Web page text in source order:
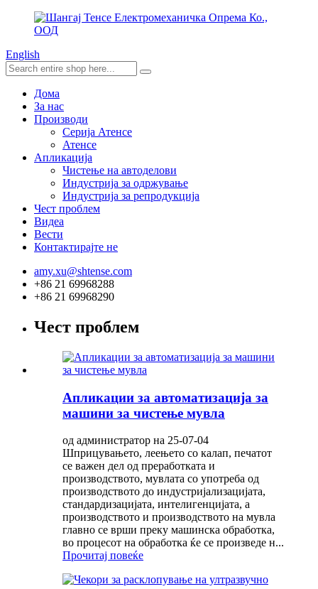
English
Дома
За нас
Производи
Серија Атенсе
Атенсе
Апликација
Чистење на автоделови
Индустрија за одржување
Индустрија за репродукција
Чест проблем
Видеа
Вести
Контактирајте не
amy.xu@shtense.com
+86 21 69968288
+86 21 69968290
Чест проблем
Апликации за автоматизација за
машини за чистење мувла
од администратор на 25-07-04
Шприцувањето, леењето со калап, печатот
се важен дел од преработката и
производството, мувлата со употреба од
производството до индустријализацијата,
стандардизацијата, интелигенцијата, а
производството и производството на мувла
главно се врши преку машинска обработка,
во процесот на обработка ќе се произведе н...
Прочитај повеќе